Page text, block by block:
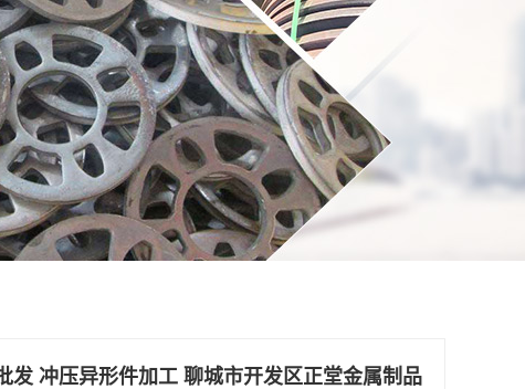
发 冲压异形件加工 聊城市开发区正堂金属制品